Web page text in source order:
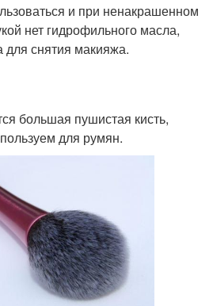
и при ненакрашенном
нет гидрофильного масла,
для снятия макияжа.
большая пушистая кисть,
для румян.